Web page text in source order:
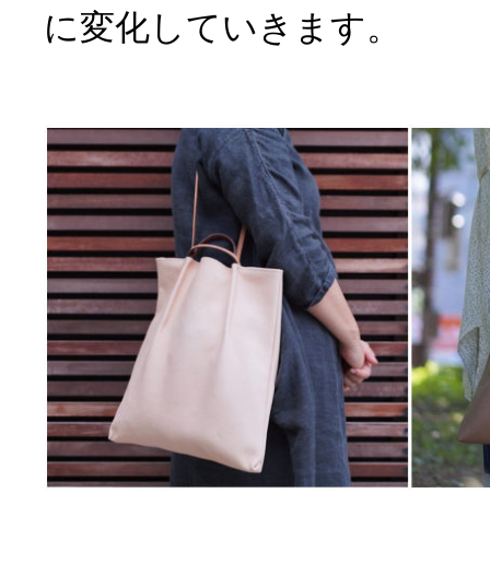
に変化していきます。